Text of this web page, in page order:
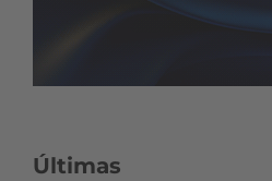
Últimas